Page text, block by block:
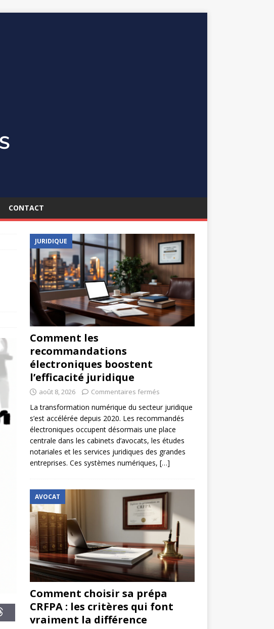
CONTACT
JURIDIQUE
Comment les
recommandations
électroniques boostent
l’efficacité juridique
août 8, 2026 Commentaires fermés
La transformation numérique du secteur juridique
s’est accélérée depuis 2020. Les recommandés
électroniques occupent désormais une place
centrale dans les cabinets d’avocats, les études
notariales et les services juridiques des grandes
entreprises. Ces systèmes numériques, […]
AVOCAT
Comment choisir sa prépa
CRFPA : les critères qui font
vraiment la différence